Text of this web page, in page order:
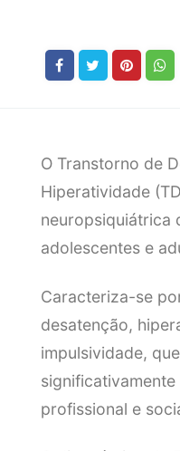
O Transtorno de
Hiperatividade
neuropsiquiátrica
adolescentes e
Caracteriza-se
desatenção,
impulsividade,
profissional e